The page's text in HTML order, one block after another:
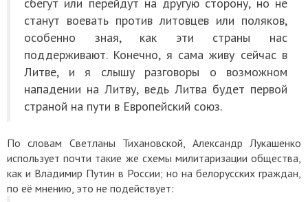
станут воевать против литовцев или поляков,
особенно зная, как эти страны нас
поддерживают. Конечно, я сама живу сейчас в
Литве, и я слышу разговоры о возможном
нападении на Литву, ведь Литва будет первой
страной на пути в Европейский союз.
По словам Светланы Тихановской, Александр Лукашенко
использует почти такие же схемы милитаризации общества,
как и Владимир Путин в России; но на белорусских граждан,
по её мнению, это не подействует: